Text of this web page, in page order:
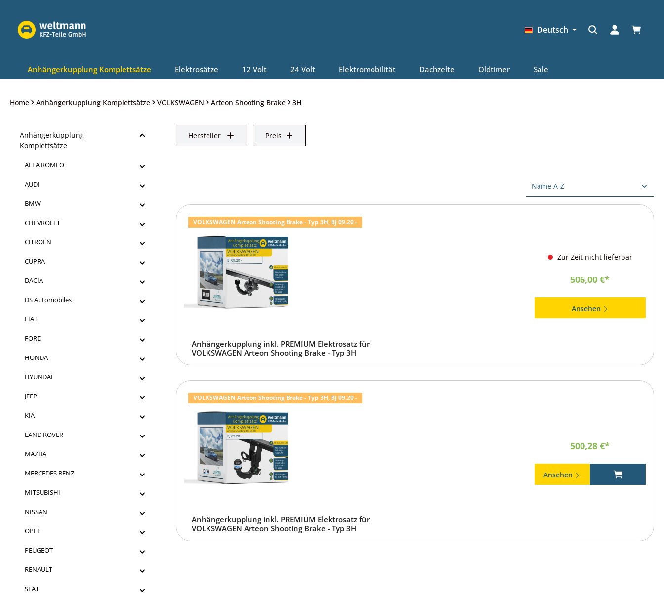
Deutsch
Anhängerkupplung Komplettsätze Elektrosätze 12 Volt 24 Volt Elektromobilität Dachzelte Oldtimer Sale
Home Anhängerkupplung Komplettsätze VOLKSWAGEN Arteon Shooting Brake 3H
Anhängerkupplung
Komplettsätze
ALFA ROMEO
AUDI
BMW
CHEVROLET
CITROËN
CUPRA
DACIA
DS Automobiles
FIAT
FORD
HONDA
HYUNDAI
JEEP
KIA
LAND ROVER
MAZDA
MERCEDES BENZ
MITSUBISHI
NISSAN
OPEL
PEUGEOT
RENAULT
SEAT
Hersteller Preis
VOLKSWAGEN Arteon Shooting Brake - Typ 3H, BJ 09.20 -
Zur Zeit nicht lieferbar
506,00 €*
Ansehen
Anhängerkupplung inkl. PREMIUM Elektrosatz für
VOLKSWAGEN Arteon Shooting Brake - Typ 3H
VOLKSWAGEN Arteon Shooting Brake - Typ 3H, BJ 09.20 -
500,28 €*
Ansehen
Anhängerkupplung inkl. PREMIUM Elektrosatz für
VOLKSWAGEN Arteon Shooting Brake - Typ 3H